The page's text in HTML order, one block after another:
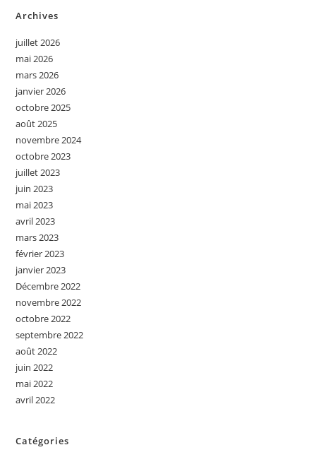
Archives
juillet 2026
mai 2026
mars 2026
janvier 2026
octobre 2025
août 2025
novembre 2024
octobre 2023
juillet 2023
juin 2023
mai 2023
avril 2023
mars 2023
février 2023
janvier 2023
Décembre 2022
novembre 2022
octobre 2022
septembre 2022
août 2022
juin 2022
mai 2022
avril 2022
Catégories